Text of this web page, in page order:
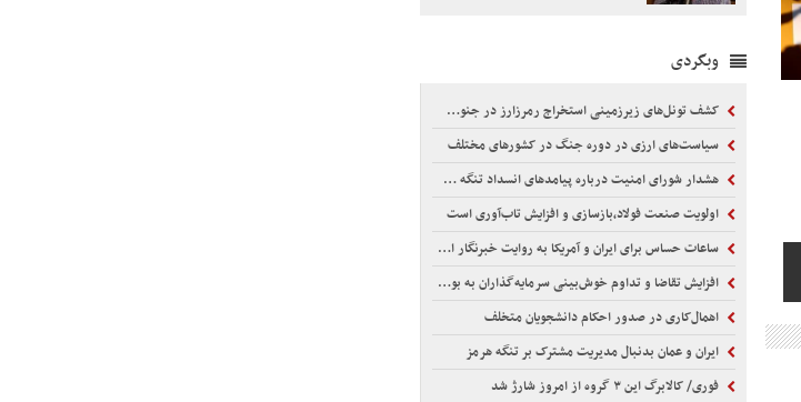
وبگردی
کشف تونل‌های زیرزمینی استخراج رمرزارز در جنوب کشور
سیاست‌های ارزی در دوره جنگ در کشورهای مختلف
هشدار شورای امنیت درباره پیامدهای انسداد تنگه هرمز
اولویت صنعت فولاد،بازسازی و افزایش تاب‌آوری است
ساعات حساس برای ایران و آمریکا به روایت خبرنگار الجزیره
افزایش تقاضا و تداوم خوش‌بینی سرمایه‌گذاران به بورس
اهمال‌کاری در صدور احکام‌ دانشجویان متخلف
ایران و عمان بدنبال مدیریت مشترک بر تنگه هرمز
فوری/ کالابرگ این ۳ گروه از امروز شارژ شد